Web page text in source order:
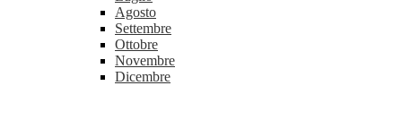
Agosto
Settembre
Ottobre
Novembre
Dicembre